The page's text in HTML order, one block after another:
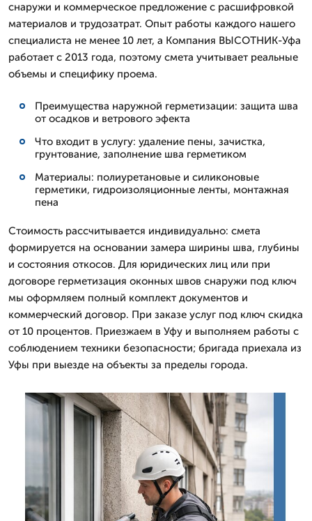
снаружи и коммерческое предложение с расшифровкой
материалов и трудозатрат. Опыт работы каждого нашего
специалиста не менее 10 лет, а Компания ВЫСОТНИК-Уфа
работает с 2013 года, поэтому смета учитывает реальные
объемы и специфику проема.
Преимущества наружной герметизации: защита шва
от осадков и ветрового эфекта
Что входит в услугу: удаление пены, зачистка,
грунтование, заполнение шва герметиком
Материалы: полиуретановые и силиконовые
герметики, гидроизоляционные ленты, монтажная
пена
Стоимость рассчитывается индивидуально: смета
формируется на основании замера ширины шва, глубины
и состояния откосов. Для юридических лиц или при
договоре герметизация оконных швов снаружи под ключ
мы оформляем полный комплект документов и
коммерческий договор. При заказе услуг под ключ скидка
от 10 процентов. Приезжаем в Уфу и выполняем работы с
соблюдением техники безопасности; бригада приехала из
Уфы при выезде на объекты за пределы города.